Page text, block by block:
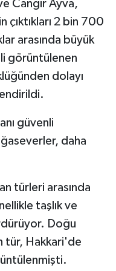
Cangir Ayva,
çıktıkları 2 bin 700
arasında büyük
görüntülenen
dolayı
güvenli
daha
türleri arasında
taşlık ve
Doğu
tür, Hakkari'de